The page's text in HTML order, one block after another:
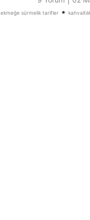
ekmeğe sürmelik tarifler•